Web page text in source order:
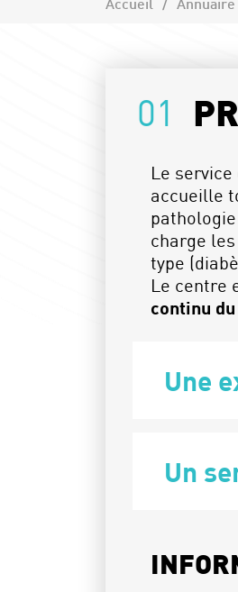
Accueil
01
Le
accueille
charge
type
Le centre
continu
Une
Un